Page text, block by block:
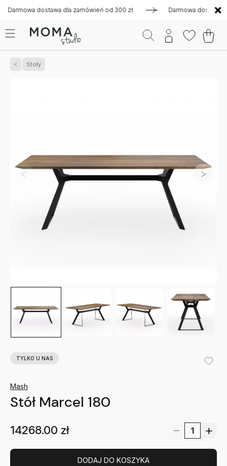
dostawa dla zamówień od 300 zł Darmowa dostawa dla
Stoły
TYLKO U NAS
Mash
Stół Marcel 180
14268.00 zł
DODAJ DO KOSZYKA